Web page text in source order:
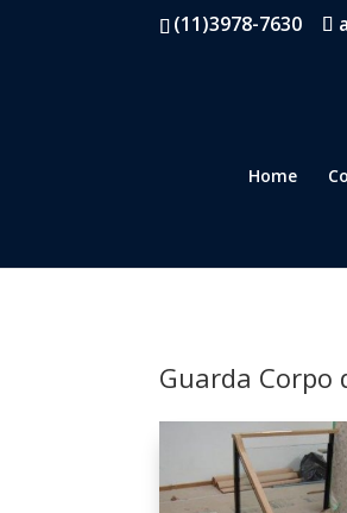
(11)3978-7630
Home
Guarda Corpo